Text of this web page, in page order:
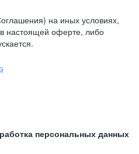
на иных условиях,
настоящей оферте, либо
персональных данных